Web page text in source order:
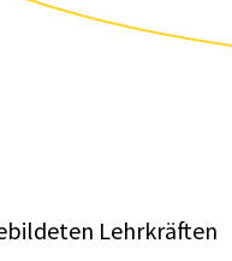
Lehrkräften